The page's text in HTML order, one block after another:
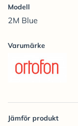
Modell
2M Blue
Varumärke
Jämför produkt